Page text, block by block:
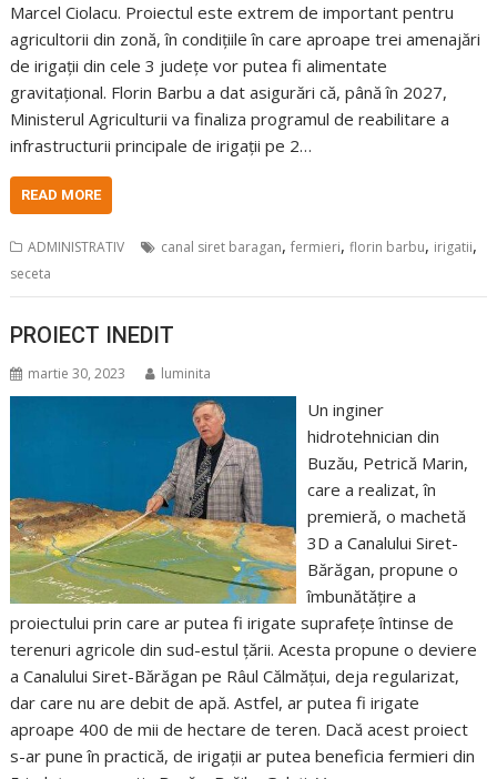
Marcel Ciolacu. Proiectul este extrem de important pentru
agricultorii din zonă, în condițiile în care aproape trei amenajări
de irigații din cele 3 județe vor putea fi alimentate
gravitațional. Florin Barbu a dat asigurări că, până în 2027,
Ministerul Agriculturii va finaliza programul de reabilitare a
infrastructurii principale de irigații pe 2…
READ MORE
ADMINISTRATIV canal siret baragan,fermieri,florin barbu, irigatii,
seceta
PROIECT INEDIT
martie 30, 2023 luminita
Un inginer
hidrotehnician din
Buzău, Petrică Marin,
care a realizat, în
premieră, o machetă
3D a Canalului Siret-
Bărăgan, propune o
îmbunătățire a
proiectului prin care ar putea fi irigate suprafețe întinse de
terenuri agricole din sud-estul țării. Acesta propune o deviere
a Canalului Siret-Bărăgan pe Râul Călmățui, deja regularizat,
dar care nu are debit de apă. Astfel, ar putea fi irigate
aproape 400 de mii de hectare de teren. Dacă acest proiect
s-ar pune în practică, de irigații ar putea beneficia fermieri din